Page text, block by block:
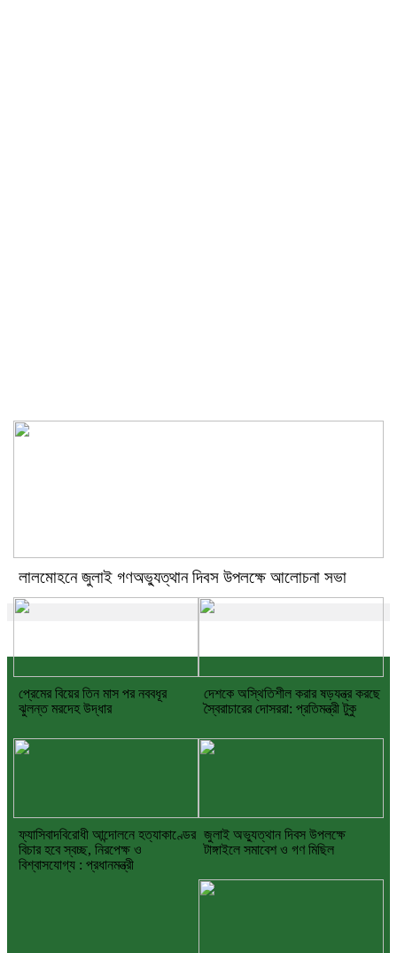
লালমোহনে জুলাই গণঅভ্যুত্থান দিবস উপলক্ষে আলোচনা সভা
প্রেমের বিয়ের তিন মাস পর নববধূর
ঝুলন্ত মরদেহ উদ্ধার
দেশকে অস্থিতিশীল করার ষড়যন্ত্র করছে
স্বৈরাচারের দোসররা: প্রতিমন্ত্রী টুকু
ফ্যাসিবাদবিরোধী আন্দোলনে হত্যাকাণ্ডের
বিচার হবে স্বচ্ছ, নিরপেক্ষ ও
বিশ্বাসযোগ্য : প্রধানমন্ত্রী
জুলাই অভ্যুত্থান দিবস উপলক্ষে
টাঙ্গাইলে সমাবেশ ও গণ মিছিল